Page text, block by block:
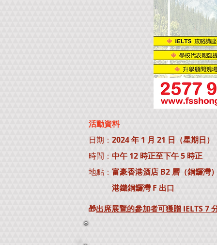
活動資料
日期： 2024 年 1 月 21 日（星期日）
時間： 中午 12 時正至下午 5 時正
地點： 富豪香港酒店 B2 層（銅鑼灣
港鐵銅鑼灣 F 出口
🎁出席展覽的參加者可獲贈 IELTS 7